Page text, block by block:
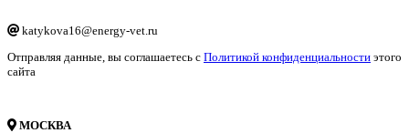
katykova16@energy-vet.ru
Отправляя данные, вы соглашаетесь с Политикой конфиденциальности этого
сайта
МОСКВА